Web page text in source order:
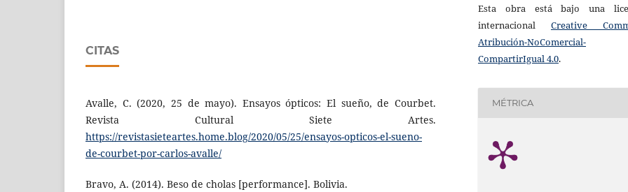
CITAS
Avalle, C. (2020, 25 de mayo). Ensayos ópticos: El sueño, de Courbet.
Revista Cultural Siete Artes.
https://revistasieteartes.home.blog/2020/05/25/ensayos-opticos-el-sueno-
de-courbet-por-carlos-avalle/
Bravo, A. (2014). Beso de cholas [performance]. Bolivia.
Esta obra está bajo una
internacional Creative
Atribución-NoComercial-
CompartirIgual 4.0.
MÉTRICA